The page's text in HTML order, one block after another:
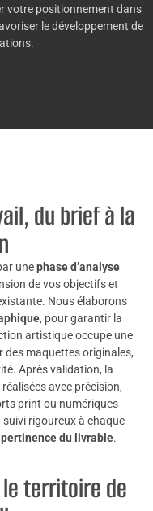
votre positionnement dans
le développement de
du brief à la
unephase d’analyse
de vos objectifs et
Nous élaborons
, pour garantir la
artistique occupe une
des maquettes originales,
Après validation, la
avec précision,
print ou numériques
rigoureux à chaque
du livrable.
territoire de